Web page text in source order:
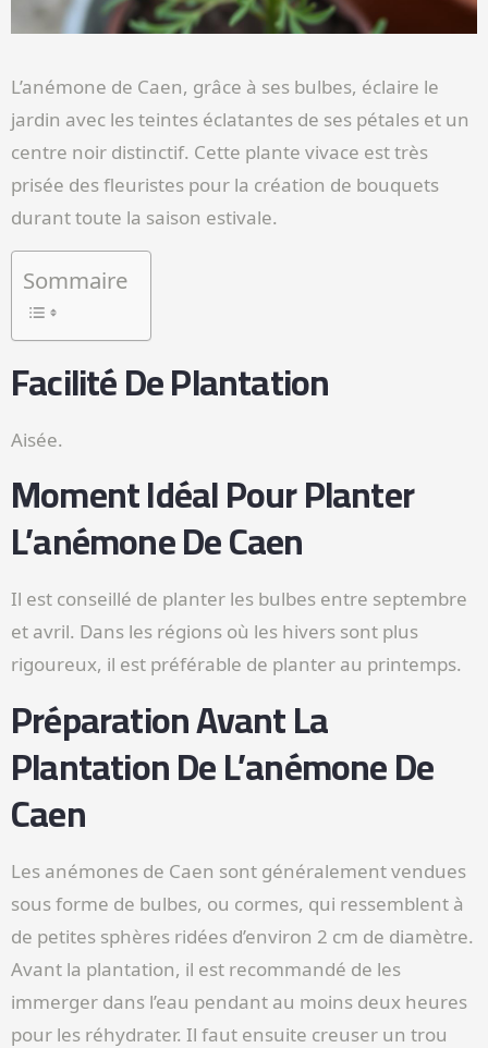
L’anémone de Caen, grâce à ses bulbes, éclaire le
jardin avec les teintes éclatantes de ses pétales et un
centre noir distinctif. Cette plante vivace est très
prisée des fleuristes pour la création de bouquets
durant toute la saison estivale.
Sommaire
Facilité De Plantation
Aisée.
Moment Idéal Pour Planter
L’anémone De Caen
Il est conseillé de planter les bulbes entre septembre
et avril. Dans les régions où les hivers sont plus
rigoureux, il est préférable de planter au printemps.
Préparation Avant La
Plantation De L’anémone De
Caen
Les anémones de Caen sont généralement vendues
sous forme de bulbes, ou cormes, qui ressemblent à
de petites sphères ridées d’environ 2 cm de diamètre.
Avant la plantation, il est recommandé de les
immerger dans l’eau pendant au moins deux heures
pour les réhydrater. Il faut ensuite creuser un trou